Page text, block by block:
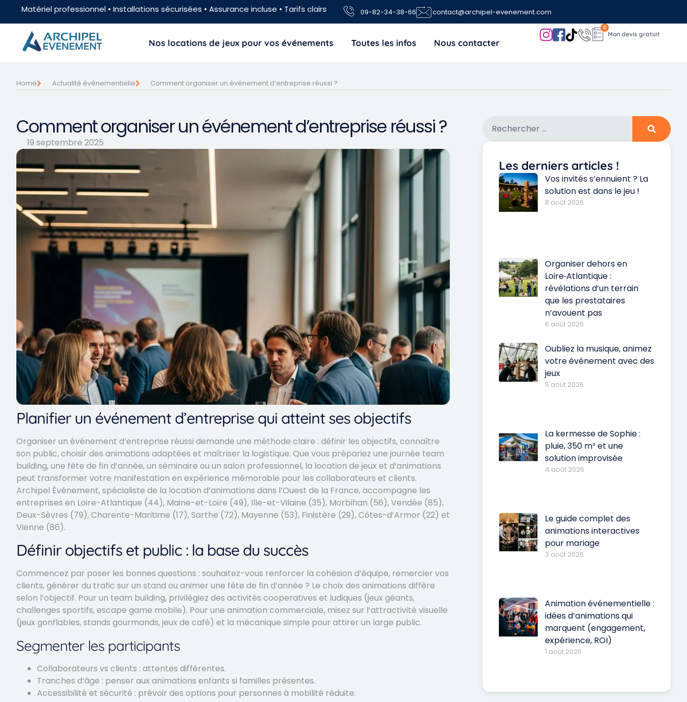
Matériel professionnel • Installations sécurisées • Assurance incluse • Tarifs clairs 09-82-34-38-66 contact@archipel-evenement.com
Nos locations de jeux pour vos événements Toutes les infos Nous contacter
0
Home Actualité événementielle Comment organiser un événement d’entreprise réussi ?
Comment organiser un événement d’entreprise réussi ?
19 septembre 2025
Planifier un événement d’entreprise qui atteint ses objectifs
Organiser un événement d’entreprise réussi demande une méthode claire : définir les objectifs, connaître
son public, choisir des animations adaptées et maîtriser la logistique. Que vous prépariez une journée team
building, une fête de fin d’année, un séminaire ou un salon professionnel, la location de jeux et d’animations
peut transformer votre manifestation en expérience mémorable pour les collaborateurs et clients.
Archipel Événement, spécialiste de la location d’animations dans l’Ouest de la France, accompagne les
entreprises en Loire-Atlantique (44), Maine-et-Loire (49), Ille-et-Vilaine (35), Morbihan (56), Vendée (85),
Deux-Sèvres (79), Charente-Maritime (17), Sarthe (72), Mayenne (53), Finistère (29), Côtes-d’Armor (22) et
Vienne (86).
Définir objectifs et public : la base du succès
Commencez par poser les bonnes questions : souhaitez-vous renforcer la cohésion d’équipe, remercier vos
clients, générer du trafic sur un stand ou animer une fête de fin d’année ? Le choix des animations diffère
selon l’objectif. Pour un team building, privilégiez des activités cooperatives et ludiques (jeux géants,
challenges sportifs, escape game mobile). Pour une animation commerciale, misez sur l’attractivité visuelle
(jeux gonflables, stands gourmands, jeux de café) et la mécanique simple pour attirer un large public.
Segmenter les participants
Collaborateurs vs clients : attentes différentes.
Tranches d’âge : penser aux animations enfants si familles présentes.
Accessibilité et sécurité : prévoir des options pour personnes à mobilité réduite.
Les derniers articles !
Vos invités s’ennuient ? La
solution est dans le jeu !
8 août 2026
Organiser dehors en
Loire‑Atlantique :
révélations d’un terrain
que les prestataires
n’avouent pas
6 août 2026
Oubliez la musique, animez
votre événement avec des
jeux
5 août 2026
La kermesse de Sophie :
pluie, 350 m² et une
solution improvisée
4 août 2026
Le guide complet des
animations interactives
pour mariage
3 août 2026
Animation événementielle :
idées d’animations qui
marquent (engagement,
expérience, ROI)
1 août 2026